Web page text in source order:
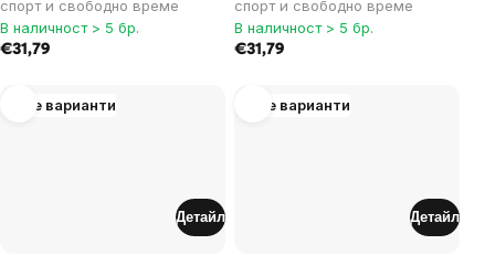
спорт и свободно време
В наличност > 5 бр.
€31,79
спорт и свободно време
В наличност > 5 бр.
€31,79
Още варианти
Детайл
Още варианти
Детайл